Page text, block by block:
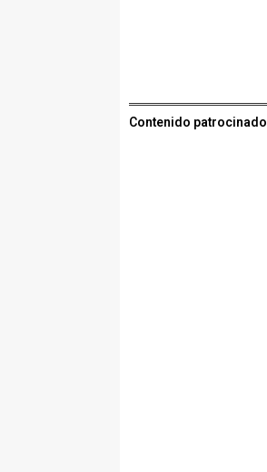
Contenido patrocinado